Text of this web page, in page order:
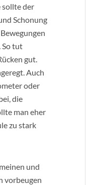
sollte der
Schonung
So tut
gut.
Auch
oder
die
man eher
zu stark
und
vorbeugen